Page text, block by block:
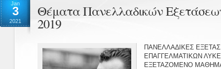
Jan
3
2021
Θέματα Πανελλαδικών
2019
ΠΑΝΕΛΛΑ∆ΙΚΕΣ
ΕΠΑΓΓΕΛΜΑΤΙΚΩΝ
ΕΞΕΤΑΖΟΜΕΝΟ